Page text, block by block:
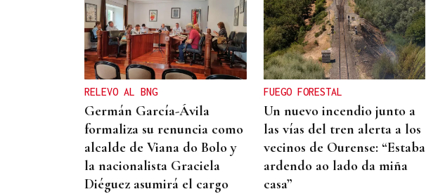
SANIDAD PUBLICA
La atención primaria pasa a
depender de las gerencias
RELEVO AL BNG
Germán García-Ávila
formaliza su renuncia como
alcalde de Viana do Bolo y
la nacionalista Graciela
Diéguez asumirá el cargo
FUEGO FORESTAL
Un nuevo incendio junto a
las vías del tren alerta a los
vecinos de Ourense: “Estaba
ardendo ao lado da miña
casa”